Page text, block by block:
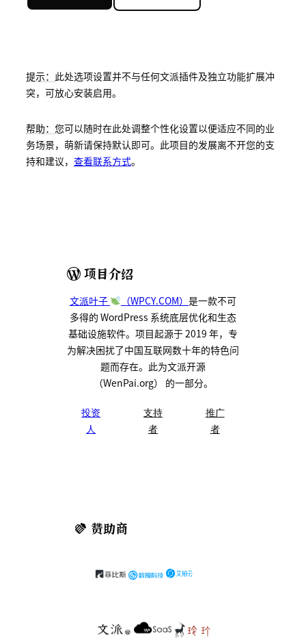
提示： 此处选项设置并不与任何文派插件及独立功能扩展冲
突，可放心安装启用。
帮助： 您可以随时在此处调整个性化设置以便适应不同的业
务场景，萌新请保持默认即可。此项目的发展离不开您的支
持和建议， 查看联系方式。
项目介绍
文派叶子 （WPCY.COM） 是一款不可
多得的 WordPress 系统底层优化和生态
基础设施软件。项目起源于 2019 年，专
为解决困扰了中国互联网数十年的特色问
题而存在。此为文派开源
（WenPai.org） 的一部分。
投资
人
支持
者
推广
者
赞助商